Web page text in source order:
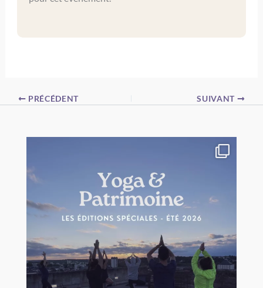
PRÉCÉDENT SUIVANT